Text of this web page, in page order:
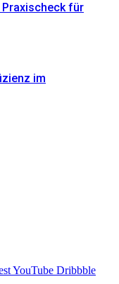
Praxischeck für
im
YouTube Dribbble